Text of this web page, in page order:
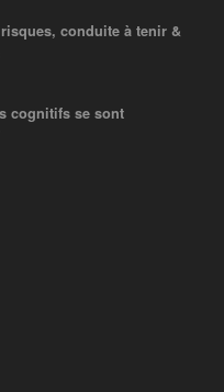
conduite à tenir &
cognitifs se sont